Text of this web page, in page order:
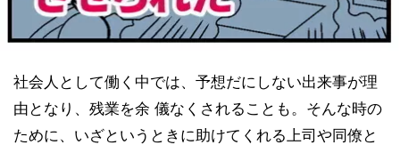
社会人として働く中では、予想だにしない出来事が理
由となり、残業を余 儀なくされることも。そんな時の
ために、いざというときに助けてくれる上司や同僚と